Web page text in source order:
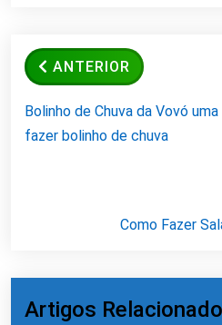
ANTERIOR
Bolinho de Chuva da Vovó
fazer bolinho de chuva
Como Fazer
Artigos